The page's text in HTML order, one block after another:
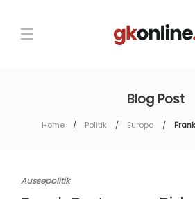
Blog Post
Home Politik Europa
Aussepolitik